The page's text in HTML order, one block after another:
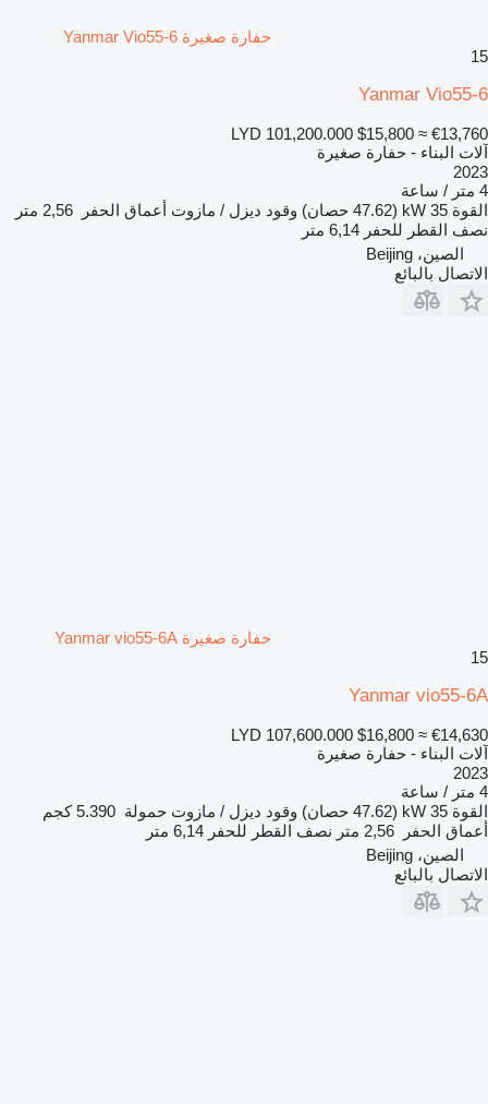
حفارة صغيرة Yanmar Vio55-6
15
Yanmar Vio55-6
LYD 101,200.000 $15,800 ≈ €13,760
آلات البناء - حفارة صغيرة
2023
4 متر / ساعة
القوة 35 kW (47.62 حصان) وقود ديزل / مازوت أعماق الحفر
2,56 متر
نصف القطر للحفر 6,14 متر
الصين، Beijing
الاتصال بالبائع
حفارة صغيرة Yanmar vio55-6A
15
Yanmar vio55-6A
LYD 107,600.000 $16,800 ≈ €14,630
آلات البناء - حفارة صغيرة
2023
4 متر / ساعة
القوة 35 kW (47.62 حصان) وقود ديزل / مازوت حمولة 5.390 كجم
أعماق الحفر
2,56 متر نصف القطر للحفر 6,14 متر
الصين، Beijing
الاتصال بالبائع